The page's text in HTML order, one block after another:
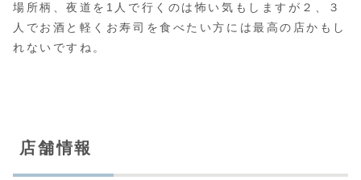
場所柄、夜道を1人で行くのは怖い気もしますが２、３
人でお酒と軽くお寿司を食べたい方には最高の店かもし
れないですね。
店舗情報